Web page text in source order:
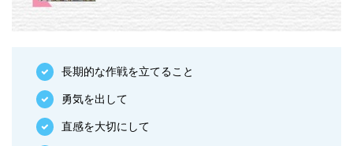
長期的な作戦を立てること
勇気を出して
直感を大切にして